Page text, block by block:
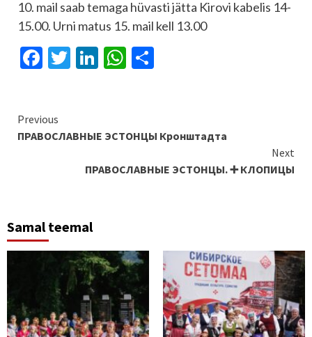
10. mail saab temaga hüvasti jätta Kirovi kabelis 14-
15.00. Urni matus 15. mail kell 13.00
Facebook
Twitter
LinkedIn
WhatsApp
Continue
Reading
Previous
ПРАВОСЛАВНЫЕ ЭСТОНЦЫ Кронштадта
Next
ПРАВОСЛАВНЫЕ ЭСТОНЦЫ. ➕ КЛОПИЦЫ
Samal teemal